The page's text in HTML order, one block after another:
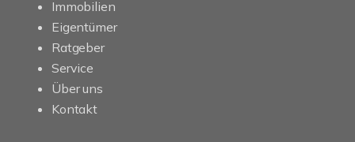
Immobilien
Eigentümer
Ratgeber
Service
Über uns
Kontakt